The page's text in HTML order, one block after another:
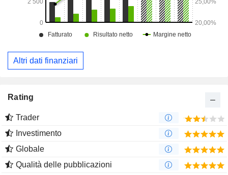
Altri dati finanziari
Rating
Trader
Investimento
Globale
Qualità delle pubblicazioni